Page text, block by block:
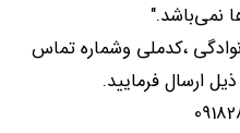
نمی‌باشد."
،کدملی وشماره تماس
ارسال فرمایید.